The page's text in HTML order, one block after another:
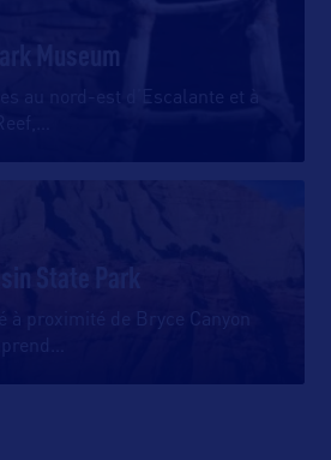
Museum
au nord-est d’Escalante et à
State Park
à proximité de Bryce Canyon